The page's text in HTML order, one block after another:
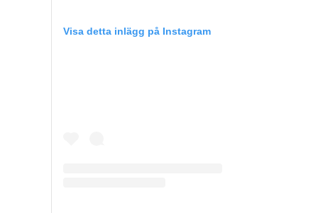
Visa detta inlägg på Instagram